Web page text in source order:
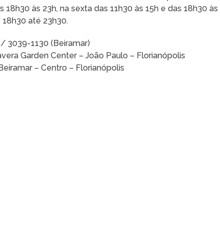
às 23h, na sexta das 11h30 às 15h e das 18h30 às
18h30 até 23h30.
3039-1130 (Beiramar)
Garden Center – João Paulo – Florianópolis
– Centro – Florianópolis